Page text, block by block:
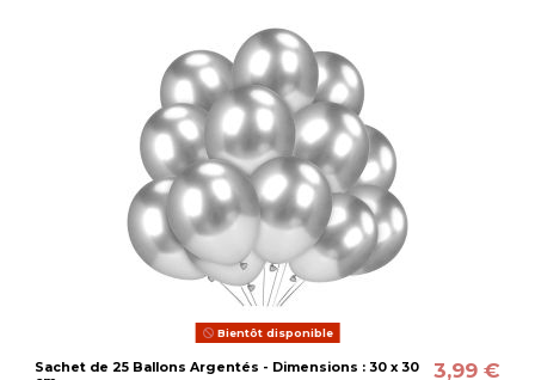
Bientôt disponible
Sachet de 25 Ballons Argentés - Dimensions : 30 x 30
3,99 €